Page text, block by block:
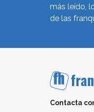
más leído,
de las
Contacta